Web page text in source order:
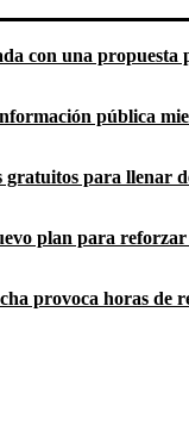
con una
pública
para llenar
plan para
provoca horas de